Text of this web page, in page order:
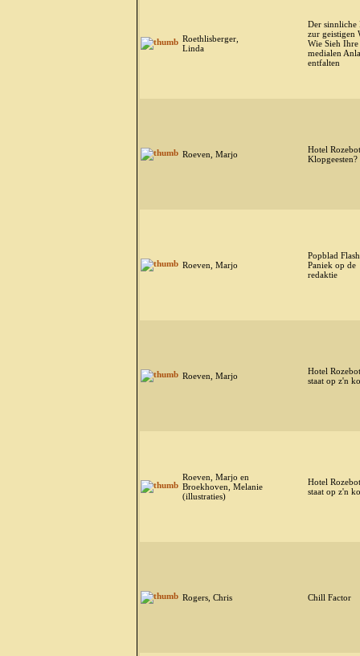
Roethlisberger,
Linda
Der sinnliche
zur geistigen
Wie Sieh Ihre
medialen
entfalten
Roeven, Marjo
Hotel
Klopgeesten?
Roeven, Marjo
Popblad
Paniek op de
redaktie
Roeven, Marjo
Hotel
staat op z'n
Roeven, Marjo en
Broekhoven, Melanie
(illustraties)
Hotel
staat op z'n
Rogers, Chris Chill Factor